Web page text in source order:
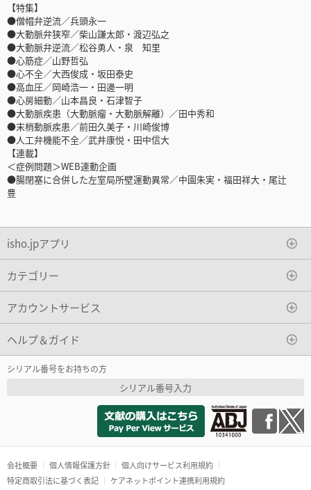
【特集】
●僧帽弁逆流／兵頭永一
●大動脈弁狭窄／柴山謙太郎・渡辺弘之
●大動脈弁逆流／松谷勇人・泉 知里
●心筋症／山野哲弘
●心不全／大西俊成・坂田泰史
●高血圧／岡崎浩一・田邊一明
●心房細動／山本昌良・石津智子
●大動脈疾患（大動脈瘤・大動脈解離）／田中秀和
●末梢動脈疾患／前田久美子・川崎俊博
●人工弁機能不全／武井康悦・田中信大
【連載】
＜症例問題＞WEB連動企画
●腸閉塞に合併した左室局所壁運動異常／中園朱実・福田祥大・尾辻
豊
isho.jpアプリ
カテゴリー
アカウントサービス
ヘルプ＆ガイド
シリアル番号をお持ちの方
シリアル番号入力
会社概要 個人情報保護方針
個人向けサービス利用規約
特定商取引法に基づく表記
ケアネットポイント連携利用規約